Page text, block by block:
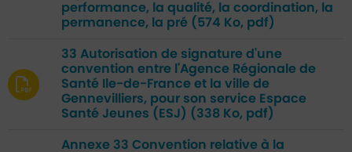
performance, la qualité, la coordination, la
permanence, la pré (574 Ko, pdf)
33 Autorisation de signature d'une
convention entre l'Agence Régionale de
Santé Ile-de-France et la ville de
Gennevilliers, pour son service Espace
Santé Jeunes (ESJ) (338 Ko, pdf)
Annexe 33 Convention relative à la